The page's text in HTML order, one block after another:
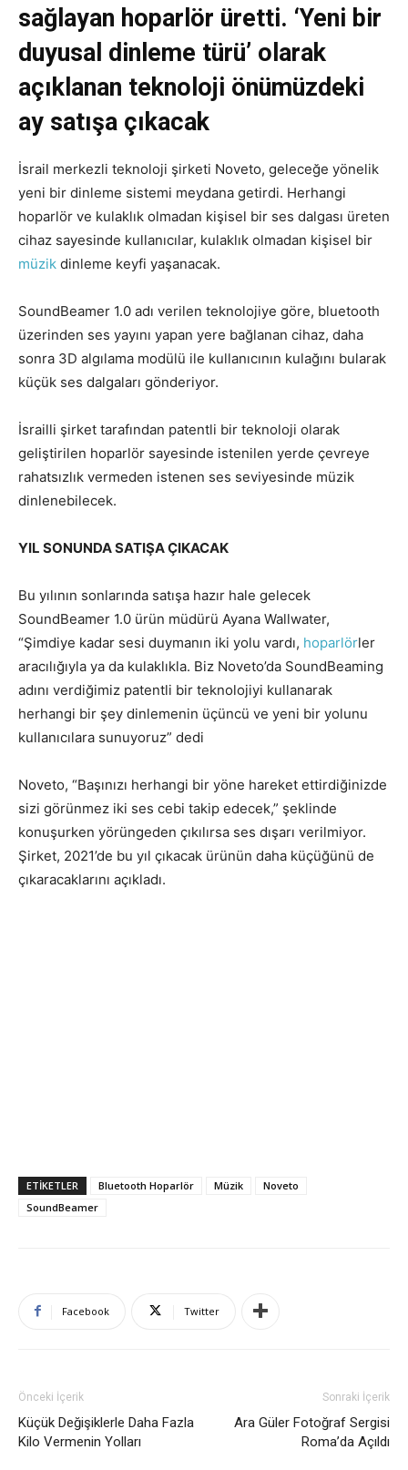
sağlayan hoparlör üretti. ‘Yeni bir
duyusal dinleme türü’ olarak
açıklanan teknoloji önümüzdeki
ay satışa çıkacak
İsrail merkezli teknoloji şirketi Noveto, geleceğe yönelik
yeni bir dinleme sistemi meydana getirdi. Herhangi
hoparlör ve kulaklık olmadan kişisel bir ses dalgası üreten
cihaz sayesinde kullanıcılar, kulaklık olmadan kişisel bir
müzik dinleme keyfi yaşanacak.
SoundBeamer 1.0 adı verilen teknolojiye göre, bluetooth
üzerinden ses yayını yapan yere bağlanan cihaz, daha
sonra 3D algılama modülü ile kullanıcının kulağını bularak
küçük ses dalgaları gönderiyor.
İsrailli şirket tarafından patentli bir teknoloji olarak
geliştirilen hoparlör sayesinde istenilen yerde çevreye
rahatsızlık vermeden istenen ses seviyesinde müzik
dinlenebilecek.
YIL SONUNDA SATIŞA ÇIKACAK
Bu yılının sonlarında satışa hazır hale gelecek
SoundBeamer 1.0 ürün müdürü Ayana Wallwater,
“Şimdiye kadar sesi duymanın iki yolu vardı, hoparlörler
aracılığıyla ya da kulaklıkla. Biz Noveto’da SoundBeaming
adını verdiğimiz patentli bir teknolojiyi kullanarak
herhangi bir şey dinlemenin üçüncü ve yeni bir yolunu
kullanıcılara sunuyoruz” dedi
Noveto, “Başınızı herhangi bir yöne hareket ettirdiğinizde
sizi görünmez iki ses cebi takip edecek,” şeklinde
konuşurken yörüngeden çıkılırsa ses dışarı verilmiyor.
Şirket, 2021’de bu yıl çıkacak ürünün daha küçüğünü de
çıkaracaklarını açıkladı.
ETIKETLER Bluetooth Hoparlör Müzik
Noveto
SoundBeamer
Facebook Twitter
Önceki İçerik
Küçük Değişiklerle Daha Fazla
Kilo Vermenin Yolları
Sonraki İçerik
Ara Güler Fotoğraf Sergisi
Roma’da Açıldı